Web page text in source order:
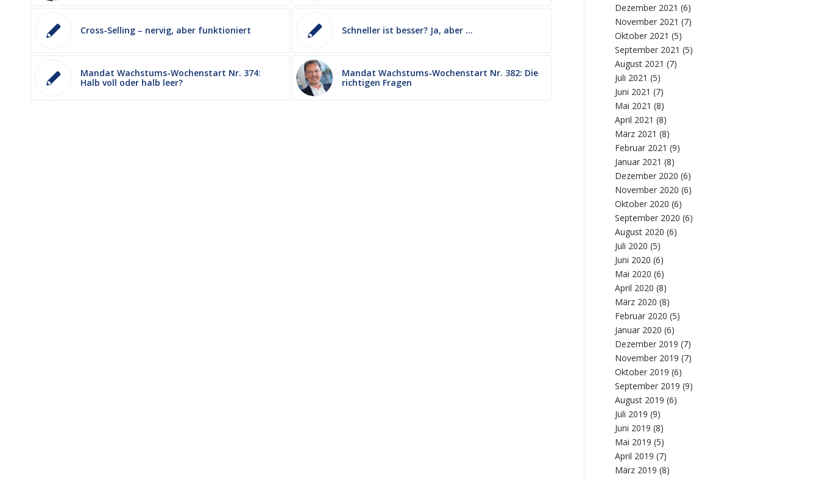
Cross-Selling – nervig, aber funktioniert Schneller ist besser? Ja, aber …
Mandat Wachstums-Wochenstart Nr. 374:
Halb voll oder halb leer?
Mandat Wachstums-Wochenstart Nr. 382: Die
richtigen Fragen
Dezember 2021 (6)
November 2021 (7)
Oktober 2021 (5)
September 2021 (5)
August 2021 (7)
Juli 2021 (5)
Juni 2021 (7)
Mai 2021 (8)
April 2021 (8)
März 2021 (8)
Februar 2021 (9)
Januar 2021 (8)
Dezember 2020 (6)
November 2020 (6)
Oktober 2020 (6)
September 2020 (6)
August 2020 (6)
Juli 2020 (5)
Juni 2020 (6)
Mai 2020 (6)
April 2020 (8)
März 2020 (8)
Februar 2020 (5)
Januar 2020 (6)
Dezember 2019 (7)
November 2019 (7)
Oktober 2019 (6)
September 2019 (9)
August 2019 (6)
Juli 2019 (9)
Juni 2019 (8)
Mai 2019 (5)
April 2019 (7)
März 2019 (8)